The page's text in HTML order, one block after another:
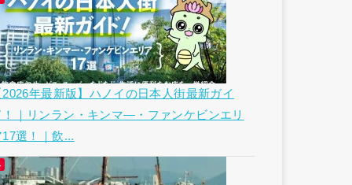
2026年最新版】ハノイの日本人街最新ガイ
！｜リンラン・キンマ―・ファンケビンエリ
17選！｜飲...